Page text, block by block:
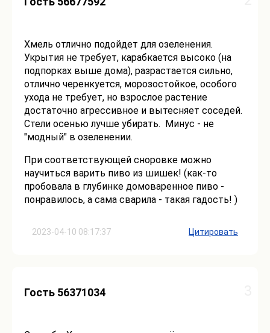
2023-04-10 08:17:37
Хмель отлично подойдет для озеленения.
Укрытия не требует, карабкается высоко (на
подпорках выше дома), разрастается сильно,
отлично черенкуется, морозостойкое, особого
ухода не требует, но взрослое растение
достаточно агрессивное и вытесняет соседей.
Стели осенью лучше убирать. Минус - не
"модный" в озеленении.
При соответствующей сноровке можно
научиться варить пиво из шишек! (как-то
пробовала в глубинке домоваренное пиво -
понравилось, а сама сварила - такая гадость! )
Цитировать
Гость 56371034